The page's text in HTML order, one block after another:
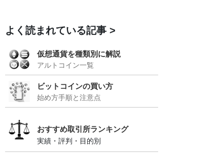
よく読まれている記事
仮想通貨を種類別に解説
アルトコイン一覧
ビットコインの買い方
始め方手順と注意点
おすすめ取引所ランキング
実績・評判・目的別